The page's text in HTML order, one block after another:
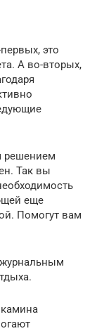
это
А во-вторых,
решением
Так вы
еще
Помогут вам